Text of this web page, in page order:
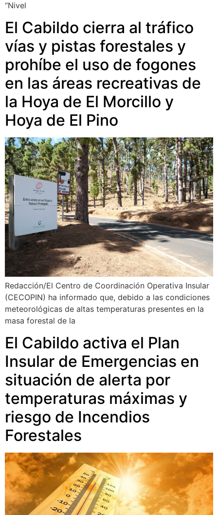
“Nivel
El Cabildo cierra al tráfico
vías y pistas forestales y
prohíbe el uso de fogones
en las áreas recreativas de
la Hoya de El Morcillo y
Hoya de El Pino
Redacción/El Centro de Coordinación Operativa Insular
(CECOPIN) ha informado que, debido a las condiciones
meteorológicas de altas temperaturas presentes en la
masa forestal de la
El Cabildo activa el Plan
Insular de Emergencias en
situación de alerta por
temperaturas máximas y
riesgo de Incendios
Forestales